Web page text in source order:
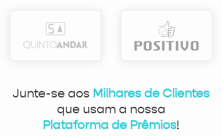
Junte-se aos Milhares de Clientes
que usam a nossa
Plataforma de Prêmios!